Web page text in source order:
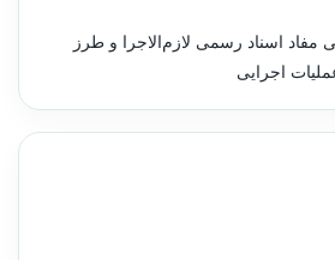
مفاد اسناد رسمی لازم‌الاجرا و طرز
اجرایی